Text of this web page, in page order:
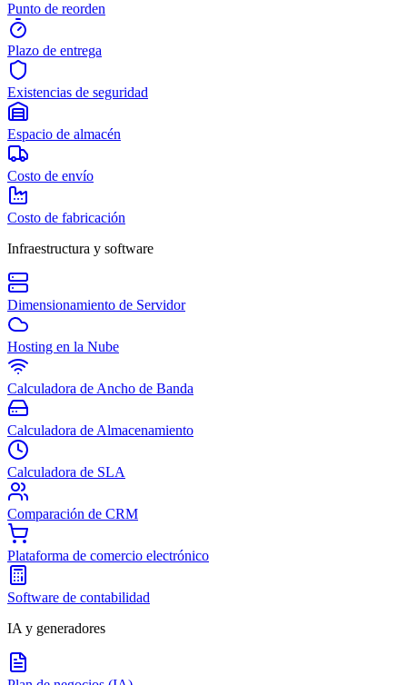
Punto de reorden
Plazo de entrega
Existencias de seguridad
Espacio de almacén
Costo de envío
Costo de fabricación
Infraestructura y software
Dimensionamiento de Servidor
Hosting en la Nube
Calculadora de Ancho de Banda
Calculadora de Almacenamiento
Calculadora de SLA
Comparación de CRM
Plataforma de comercio electrónico
Software de contabilidad
IA y generadores